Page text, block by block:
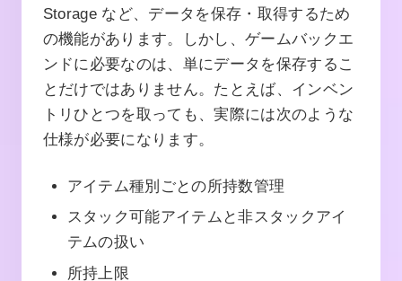
Storage など、データを保存・取得するため
の機能があります。しかし、ゲームバックエ
ンドに必要なのは、単にデータを保存するこ
とだけではありません。たとえば、インベン
トリひとつを取っても、実際には次のような
仕様が必要になります。
アイテム種別ごとの所持数管理
スタック可能アイテムと非スタックアイ
テムの扱い
所持上限